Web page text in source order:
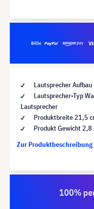
Lautsprecher
Lautsprecher-Typ
Lautsprecher
Produktbreite 21,5
Produkt Gewicht 2,8
Zur Produktbeschreibung
100%